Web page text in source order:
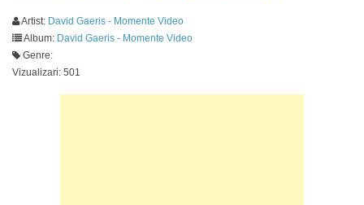
Artist: David Gaeris - Momente Video
Album: David Gaeris - Momente Video
Genre:
Vizualizari: 501